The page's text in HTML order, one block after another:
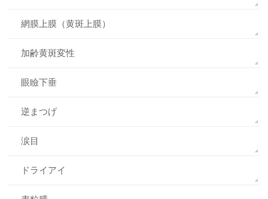
網膜上膜（黄斑上膜）
加齢黄斑変性
眼瞼下垂
逆まつげ
涙目
ドライアイ